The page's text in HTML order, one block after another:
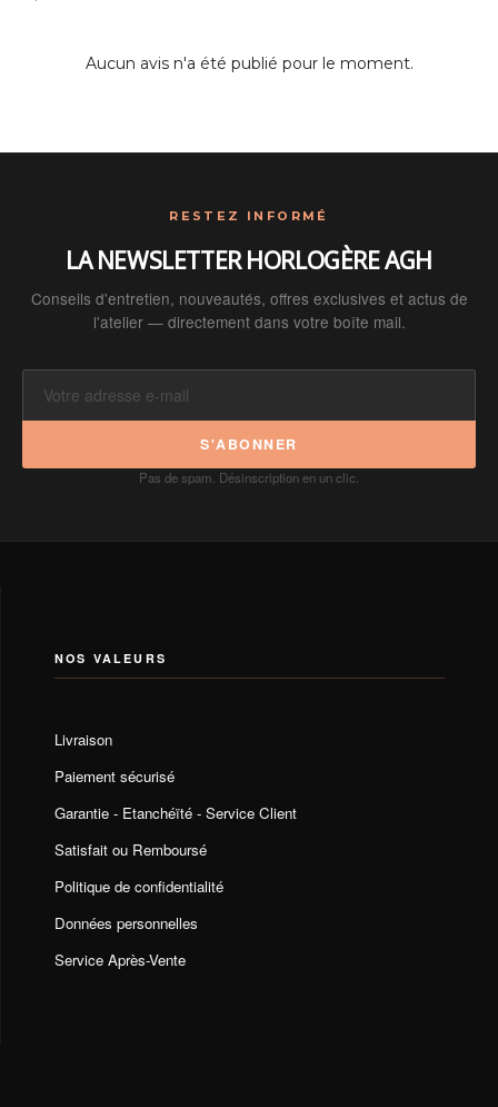
Aucun avis n'a été publié pour le moment.
RESTEZ INFORMÉ
LA NEWSLETTER HORLOGÈRE AGH
Conseils d'entretien, nouveautés, offres exclusives et actus de
l'atelier — directement dans votre boîte mail.
S'ABONNER
Pas de spam. Désinscription en un clic.
NOS VALEURS
Livraison
Paiement sécurisé
Garantie - Etanchéïté - Service Client
Satisfait ou Remboursé
Politique de confidentialité
Données personnelles
Service Après-Vente